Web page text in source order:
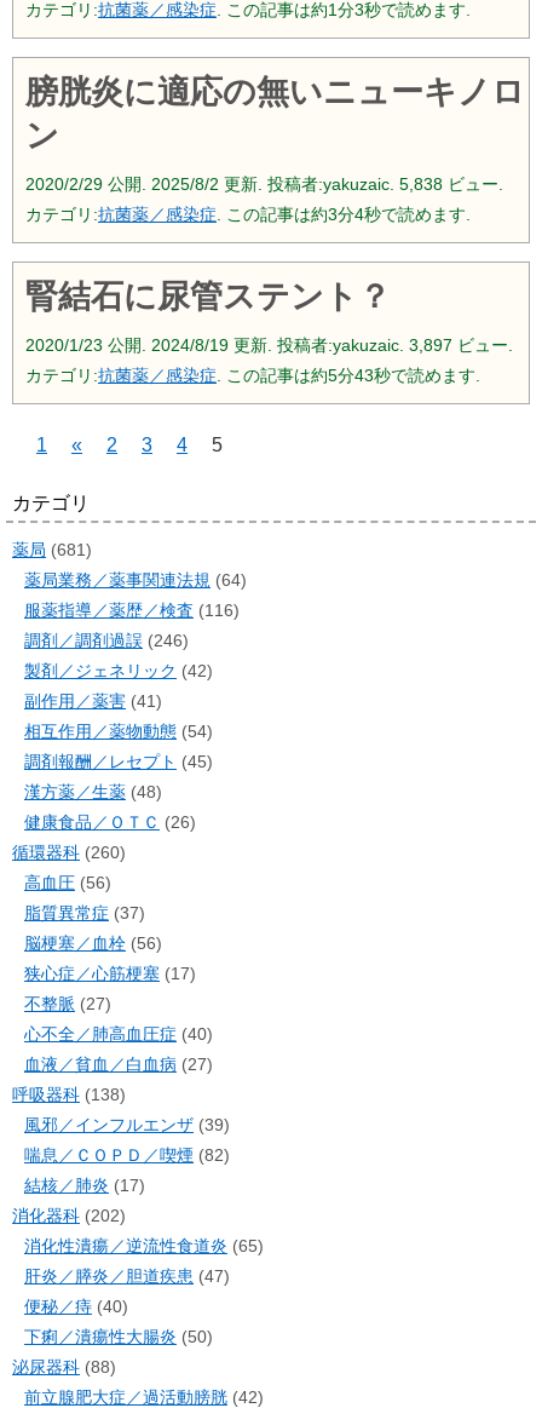
カテゴリ:抗菌薬／感染症 . この記事は約1分3秒で読めます.
膀胱炎に適応の無いニューキノロ
ン
2020/2/29 公開. 2025/8/2 更新. 投稿者:yakuzaic. 5,838 ビュー.
カテゴリ:抗菌薬／感染症 . この記事は約3分4秒で読めます.
腎結石に尿管ステント？
2020/1/23 公開. 2024/8/19 更新. 投稿者:yakuzaic. 3,897 ビュー.
カテゴリ:抗菌薬／感染症 . この記事は約5分43秒で読めます.
1 « 2 3 4 5
カテゴリ
薬局 (681)
薬局業務／薬事関連法規 (64)
服薬指導／薬歴／検査 (116)
調剤／調剤過誤 (246)
製剤／ジェネリック (42)
副作用／薬害 (41)
相互作用／薬物動態 (54)
調剤報酬／レセプト (45)
漢方薬／生薬 (48)
健康食品／ＯＴＣ (26)
循環器科 (260)
高血圧 (56)
脂質異常症 (37)
脳梗塞／血栓 (56)
狭心症／心筋梗塞 (17)
不整脈 (27)
心不全／肺高血圧症 (40)
血液／貧血／白血病 (27)
呼吸器科 (138)
風邪／インフルエンザ (39)
喘息／ＣＯＰＤ／喫煙 (82)
結核／肺炎 (17)
消化器科 (202)
消化性潰瘍／逆流性食道炎 (65)
肝炎／膵炎／胆道疾患 (47)
便秘／痔 (40)
下痢／潰瘍性大腸炎 (50)
泌尿器科 (88)
前立腺肥大症／過活動膀胱 (42)